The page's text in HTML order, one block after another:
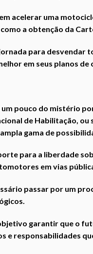
acelerar uma
a obtenção da
para desvendar
em seus planos de
pouco do mistério
de Habilitação, ou
gama de
para a liberdade
em vias
passar por um
garantir que o
e responsabilidades